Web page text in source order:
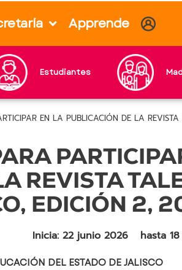
Apprende
Estudiantes
EN LA PUBLICACIÓN DE LA
REVISTA
EDICIÓN 2,
Inicia: 22 junio 2026 hasta
DEL ESTADO DE JALISCO